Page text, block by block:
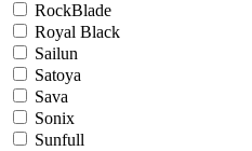
RockBlade
Royal Black
Sailun
Satoya
Sava
Sonix
Sunfull